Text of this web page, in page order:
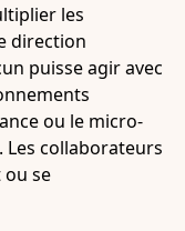
les
direction
puisse agir avec
ou le micro-
Les collaborateurs
se